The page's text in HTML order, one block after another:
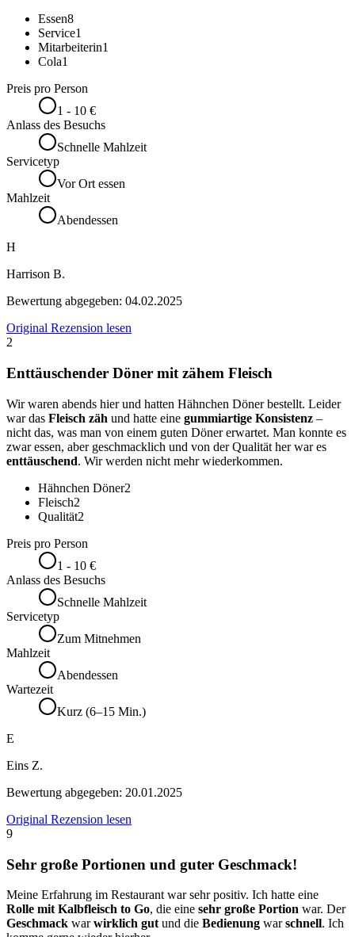
Essen8
Service1
Mitarbeiterin1
Cola1
Preis pro Person
1 - 10 €
Anlass des Besuchs
Schnelle Mahlzeit
Servicetyp
Vor Ort essen
Mahlzeit
Abendessen
H
Harrison B.
Bewertung abgegeben: 04.02.2025
Original Rezension lesen
2
Enttäuschender Döner mit zähem Fleisch
Wir waren abends hier und hatten Hähnchen Döner bestellt. Leider
war das Fleisch zäh und hatte eine gummiartige Konsistenz –
nicht das, was man von einem guten Döner erwartet. Man konnte es
zwar essen, aber geschmacklich und von der Qualität her war es
enttäuschend. Wir werden nicht mehr wiederkommen.
Hähnchen Döner2
Fleisch2
Qualität2
Preis pro Person
1 - 10 €
Anlass des Besuchs
Schnelle Mahlzeit
Servicetyp
Zum Mitnehmen
Mahlzeit
Abendessen
Wartezeit
Kurz (6–15 Min.)
E
Eins Z.
Bewertung abgegeben: 20.01.2025
Original Rezension lesen
9
Sehr große Portionen und guter Geschmack!
Meine Erfahrung im Restaurant war sehr positiv. Ich hatte eine
Rolle mit Kalbfleisch to Go, die eine sehr große Portion war. Der
Geschmack warwirklich gut und die Bedienung warschnell. Ich